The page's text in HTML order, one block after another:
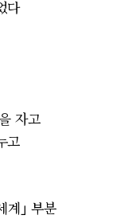
다
자고
고
분